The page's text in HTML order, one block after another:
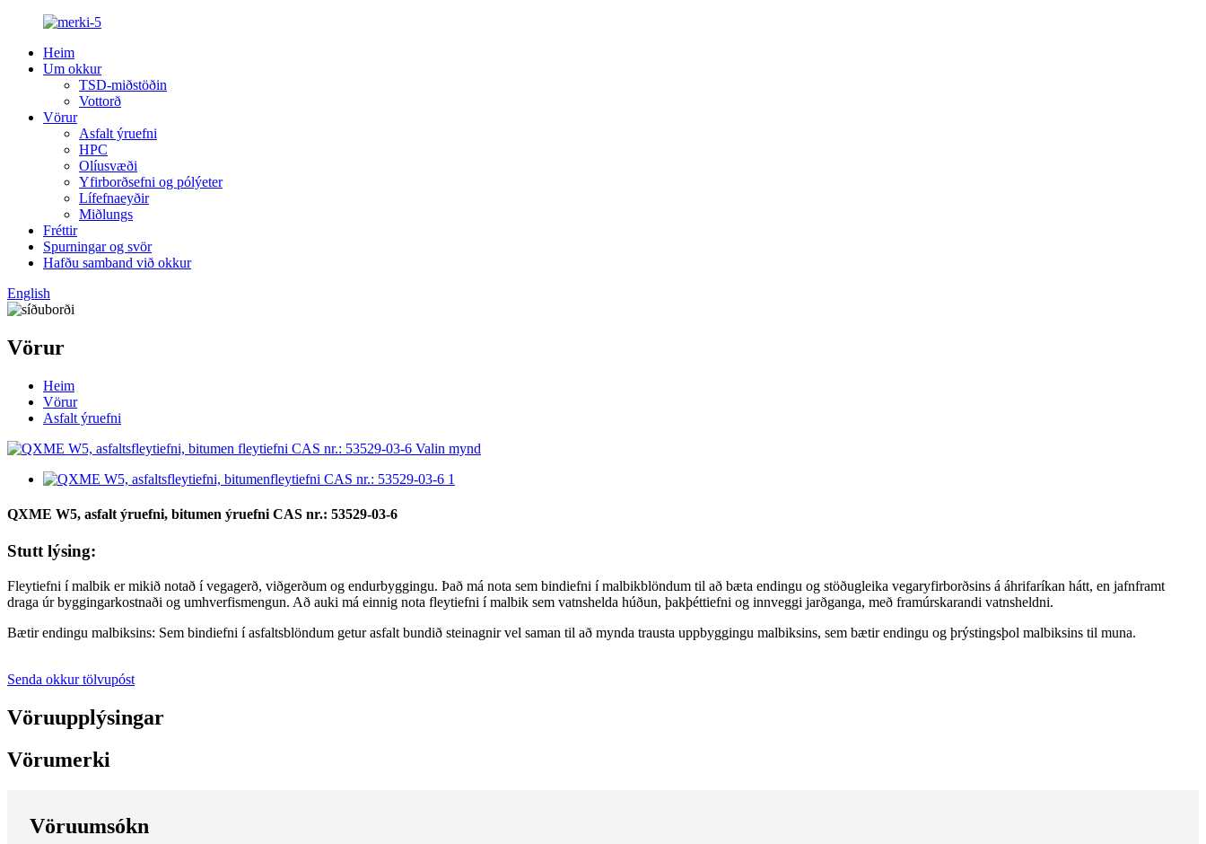
Heim
Um okkur
TSD-miðstöðin
Vottorð
Vörur
Asfalt ýruefni
HPC
Olíusvæði
Yfirborðsefni og pólýeter
Lífefnaeyðir
Miðlungs
Fréttir
Spurningar og svör
Hafðu samband við okkur
English
Vörur
Heim
Vörur
Asfalt ýruefni
QXME W5, asfalt ýruefni, bitumen ýruefni CAS nr.: 53529-03-6
Stutt lýsing:
Fleytiefni í malbik er mikið notað í vegagerð, viðgerðum og endurbyggingu. Það má nota sem bindiefni í malbikblöndum til að bæta endingu og stöðugleika vegaryfirborðsins á áhrifaríkan hátt, en jafnframt
draga úr byggingarkostnaði og umhverfismengun. Að auki má einnig nota fleytiefni í malbik sem vatnshelda húðun, þakþéttiefni og innveggi jarðganga, með framúrskarandi vatnsheldni.
Bætir endingu malbiksins: Sem bindiefni í asfaltsblöndum getur asfalt bundið steinagnir vel saman til að mynda trausta uppbyggingu malbiksins, sem bætir endingu og þrýstingsþol malbiksins til muna.
Senda okkur tölvupóst
Vöruupplýsingar
Vörumerki
Vöruumsókn